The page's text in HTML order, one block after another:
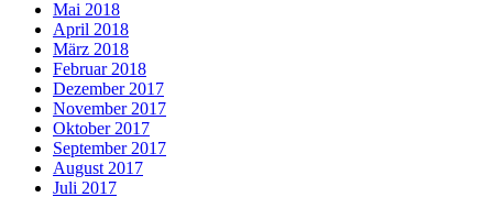
Mai 2018
April 2018
März 2018
Februar 2018
Dezember 2017
November 2017
Oktober 2017
September 2017
August 2017
Juli 2017